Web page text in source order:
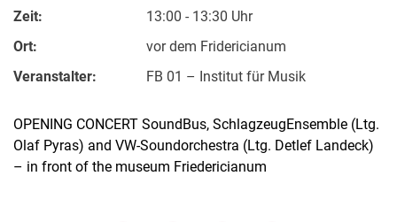
Zeit:
13:00 - 13:30 Uhr
Ort:
vor dem Fridericianum
Veranstalter:
FB 01 – Institut für Musik
OPENING CONCERT SoundBus, SchlagzeugEnsemble (Ltg.
Olaf Pyras) and VW-Soundorchestra (Ltg. Detlef Landeck)
– in front of the museum Friedericianum